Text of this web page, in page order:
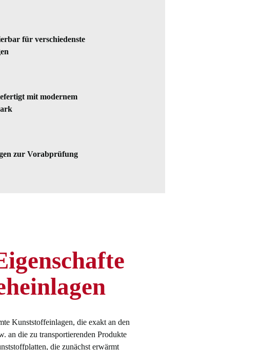
für verschiedenste
mit modernem
zur Vorabprüfung
Kunststoffeinlagen, die exakt an den
an die zu transportierenden Produkte
die zunächst erwärmt